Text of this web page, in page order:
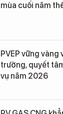
mùa cuối năm
PVEP vững
trưởng, quyết
vụ năm 2026